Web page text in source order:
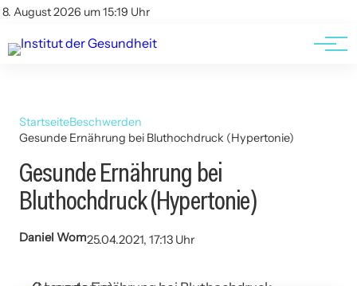
8. August 2026 um 15:19 Uhr
Kontakt
Kontakt
AGBs
StartseiteBeschwerden
Gesunde Ernährung bei Bluthochdruck (Hypertonie)
Gesunde Ernährung bei
Bluthochdruck (Hypertonie)
Daniel Wom25.04.2021, 17:13 Uhr